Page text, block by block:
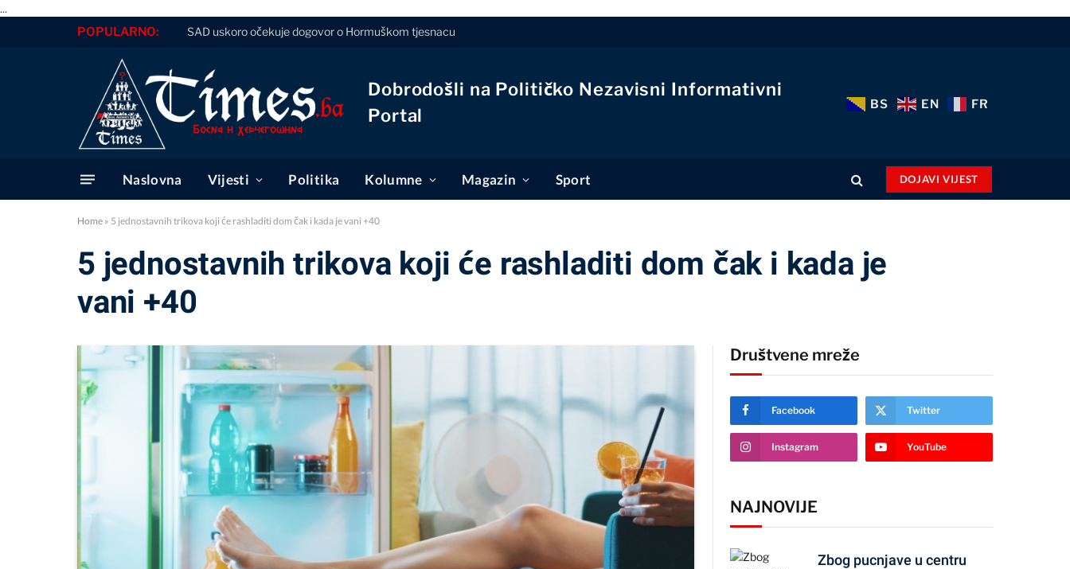
...
POPULARNO: SAD uskoro očekuje dogovor o Hormuškom tjesnacu
Dobrodošli na Političko Nezavisni Informativni
Portal
BS EN FR
Naslovna Vijesti Politika Kolumne Magazin Sport DOJAVI VIJEST
Home » 5 jednostavnih trikova koji će rashladiti dom čak i kada je vani +40
5 jednostavnih trikova koji će rashladiti dom čak i kada je
vani +40
Društvene mreže
Facebook Twitter
Instagram YouTube
NAJNOVIJE
Zbog pucnjave u centru